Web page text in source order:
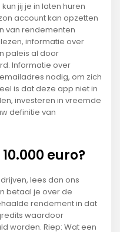
jij je in laten huren
account kan opzetten
van rendementen
informatie over
paleis al door
Informatie over
nodig, om zich
is dat deze app niet in
investeren in vreemde
definitie van
euro?
lees dan ons
betaal je over de
rendement in dat
waardoor
worden. Riep: Wat een